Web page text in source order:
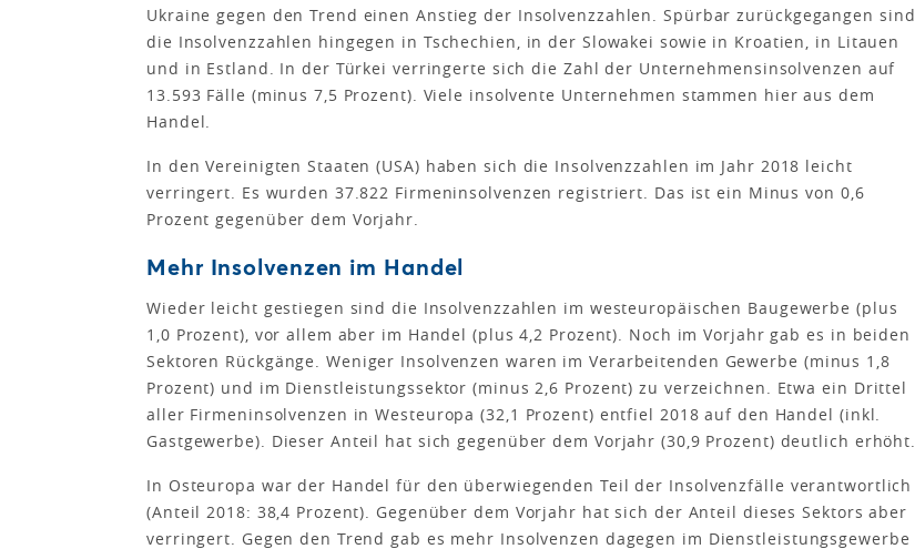
Ukraine gegen den Trend einen Anstieg der Insolvenzzahlen. Spürbar zurückgegangen sind
die Insolvenzzahlen hingegen in Tschechien, in der Slowakei sowie in Kroatien, in Litauen
und in Estland. In der Türkei verringerte sich die Zahl der Unternehmensinsolvenzen auf
13.593 Fälle (minus 7,5 Prozent). Viele insolvente Unternehmen stammen hier aus dem
Handel.
In den Vereinigten Staaten (USA) haben sich die Insolvenzzahlen im Jahr 2018 leicht
verringert. Es wurden 37.822 Firmeninsolvenzen registriert. Das ist ein Minus von 0,6
Prozent gegenüber dem Vorjahr.
Mehr Insolvenzen im Handel
Wieder leicht gestiegen sind die Insolvenzzahlen im westeuropäischen Baugewerbe (plus
1,0 Prozent), vor allem aber im Handel (plus 4,2 Prozent). Noch im Vorjahr gab es in beiden
Sektoren Rückgänge. Weniger Insolvenzen waren im Verarbeitenden Gewerbe (minus 1,8
Prozent) und im Dienstleistungssektor (minus 2,6 Prozent) zu verzeichnen. Etwa ein Drittel
aller Firmeninsolvenzen in Westeuropa (32,1 Prozent) entfiel 2018 auf den Handel (inkl.
Gastgewerbe). Dieser Anteil hat sich gegenüber dem Vorjahr (30,9 Prozent) deutlich erhöht.
In Osteuropa war der Handel für den überwiegenden Teil der Insolvenzfälle verantwortlich
(Anteil 2018: 38,4 Prozent). Gegenüber dem Vorjahr hat sich der Anteil dieses Sektors aber
verringert. Gegen den Trend gab es mehr Insolvenzen dagegen im Dienstleistungsgewerbe